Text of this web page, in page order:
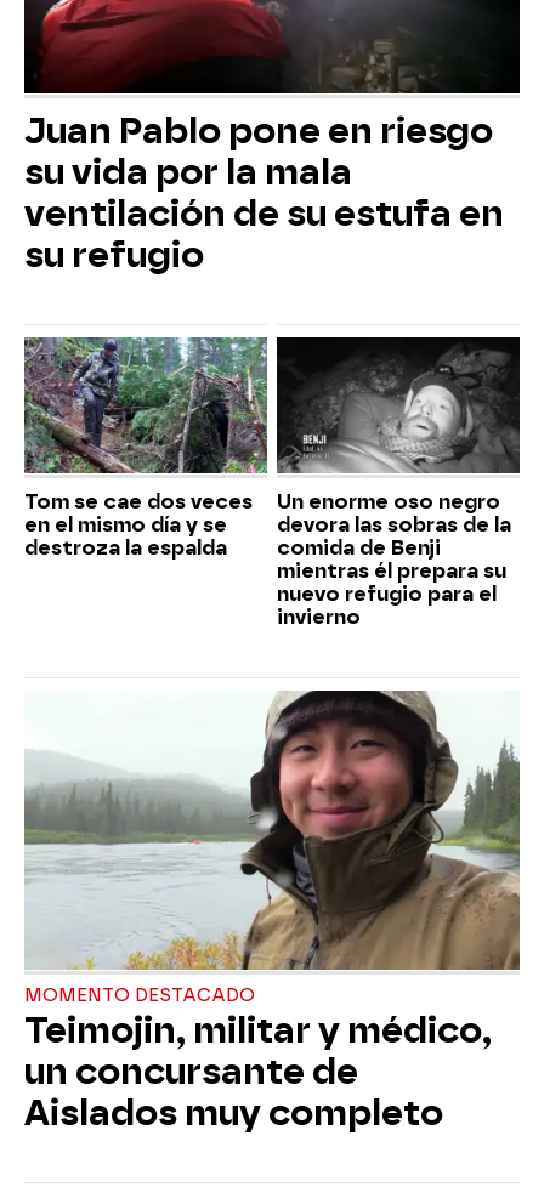
Juan Pablo pone en riesgo
su vida por la mala
ventilación de su estufa en
su refugio
Tom se cae dos veces
en el mismo día y se
destroza la espalda
Un enorme oso negro
devora las sobras de la
comida de Benji
mientras él prepara su
nuevo refugio para el
invierno
MOMENTO DESTACADO
Teimojin, militar y médico,
un concursante de
Aislados muy completo